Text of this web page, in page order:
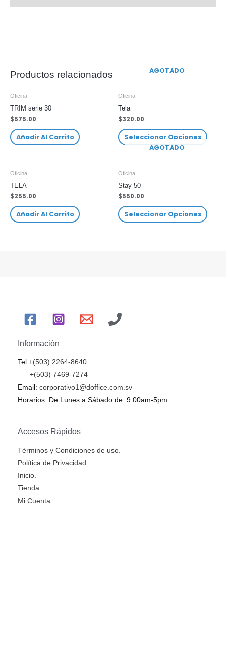
Productos relacionados
Oficina
TRIM serie 30
$575.00
Añadir Al Carrito
AGOTADO
Oficina
Tela
$320.00
Seleccionar Opciones
Oficina
TELA
$255.00
Añadir Al Carrito
AGOTADO
Oficina
Stay 50
$550.00
Seleccionar Opciones
Información
Tel:+(503) 2264-8640
+(503) 7469-7274
Email: corporativo1@doffice.com.sv
Horarios: De Lunes a Sábado de: 9:00am-5pm
Accesos Rápidos
Términos y Condiciones de uso.
Política de Privacidad
Inicio.
Tienda
Mi Cuenta